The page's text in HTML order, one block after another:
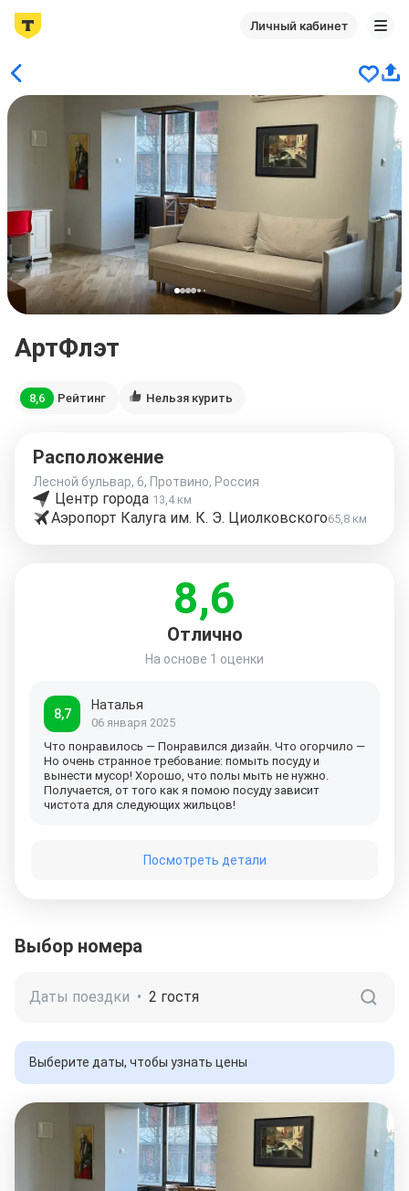
Личный кабинет
АртФлэт
8,6 Рейтинг Нельзя курить
Расположение
Лесной бульвар, 6, Протвино, Россия
Центр города 13,4 км
Аэропорт Калуга им. К. Э. Циолковского65,8 км
8,6
Отлично
На основе 1 оценки
8,7
Наталья
06 января 2025
Что понравилось — Понравился дизайн. Что огорчило —
Но очень странное требование: помыть посуду и
вынести мусор! Хорошо, что полы мыть не нужно.
Получается, от того как я помою посуду зависит
чистота для следующих жильцов!
Посмотреть детали
Выбор номера
Даты поездки • 2 гостя
Выберите даты, чтобы узнать цены